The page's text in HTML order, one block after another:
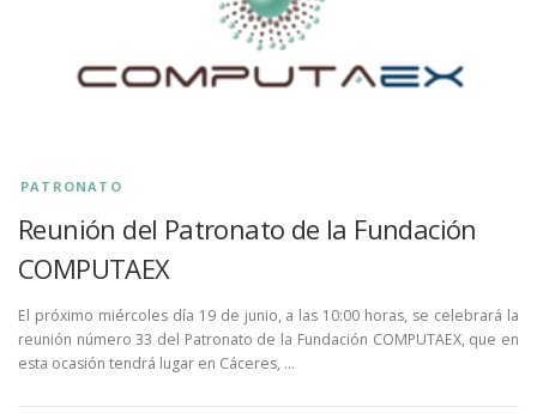
PATRONATO
Reunión del Patronato de la Fundación
COMPUTAEX
El próximo miércoles día 19 de junio, a las 10:00 horas, se celebrará la
reunión número 33 del Patronato de la Fundación COMPUTAEX, que en
esta ocasión tendrá lugar en Cáceres, …